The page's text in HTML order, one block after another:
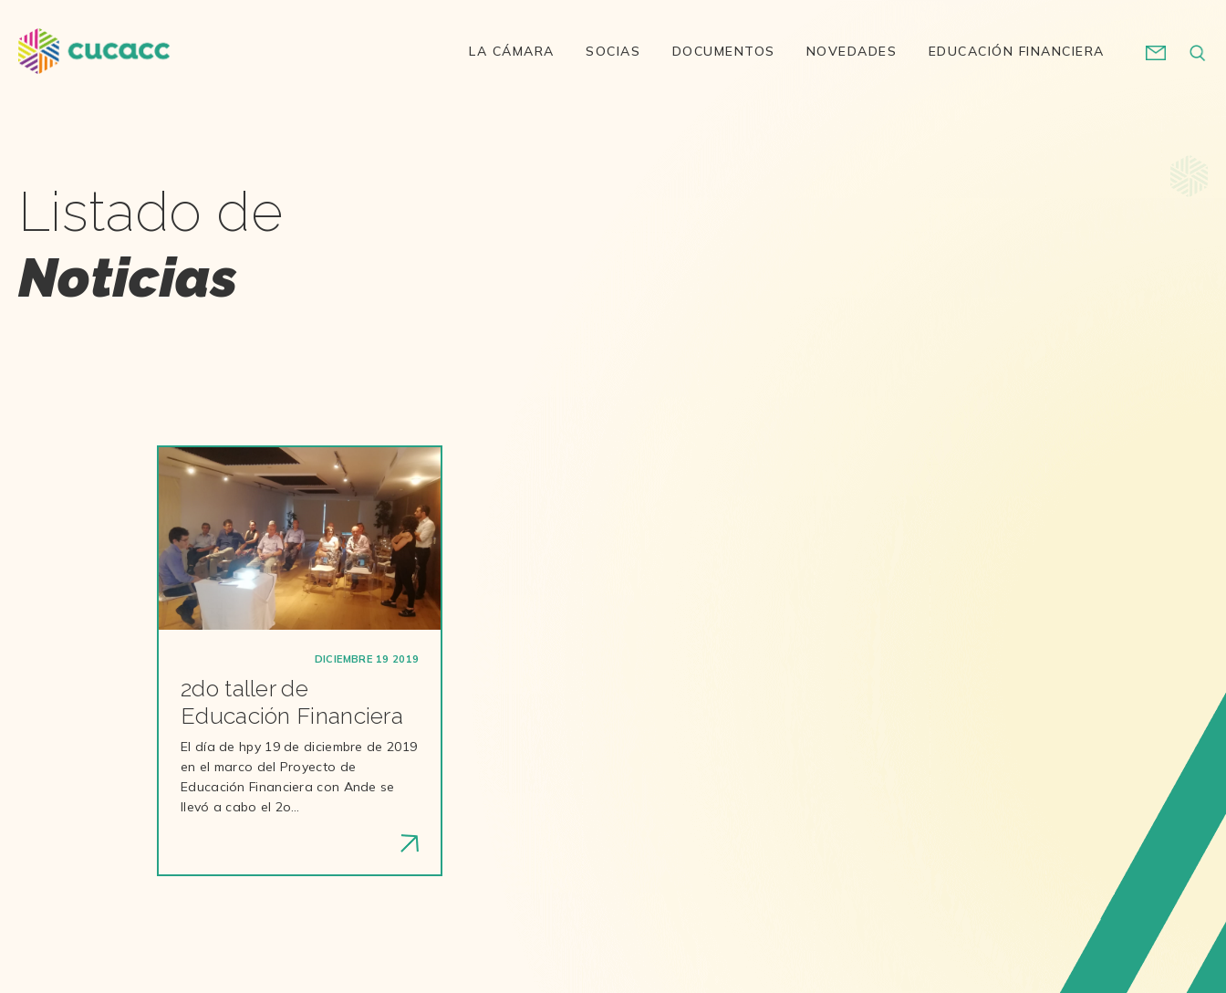
LA CÁMARA SOCIAS DOCUMENTOS NOVEDADES EDUCACIÓN FINANCIERA
Listado de
Noticias
DICIEMBRE 19 2019
2do taller de
Educación Financiera
El día de hpy 19 de diciembre de 2019
en el marco del Proyecto de
Educación Financiera con Ande se
llevó a cabo el 2o…